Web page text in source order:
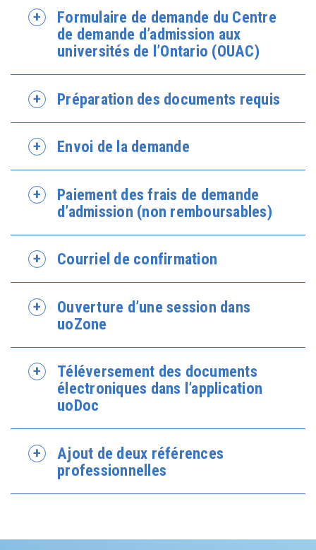
Formulaire de demande du Centre
de demande d’admission aux
universités de l’Ontario (OUAC)
Préparation des documents requis
Envoi de la demande
Paiement des frais de demande
d’admission (non remboursables)
Courriel de confirmation
Ouverture d’une session dans
uoZone
Téléversement des documents
électroniques dans l’application
uoDoc
Ajout de deux références
professionnelles